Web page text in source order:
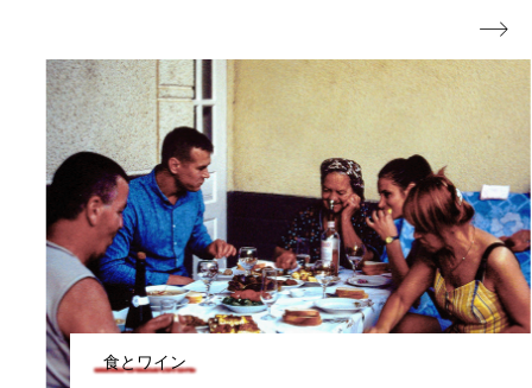
食とワイン
